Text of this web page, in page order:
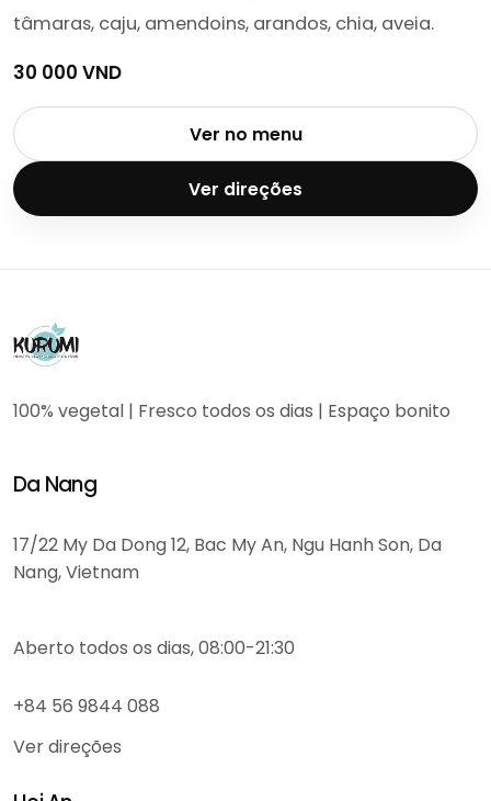
tâmaras, caju, amendoins, arandos, chia, aveia.
30 000 VND
Ver no menu
Ver direções
100% vegetal | Fresco todos os dias | Espaço bonito
Da Nang
17/22 My Da Dong 12, Bac My An, Ngu Hanh Son, Da
Nang, Vietnam
Aberto todos os dias, 08:00-21:30
+84 56 9844 088
Ver direções